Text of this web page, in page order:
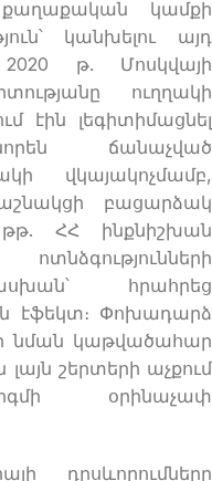
կամքի
կանխելու այդ
թ. Մոսկվայի
ուղղակի
էին լեգիտիմացնել
ճանաչված
վկայակոչմամբ,
բացարձակ
թթ. ՀՀ ինքնիշխան
հրահրեց
էֆեկտ։ Փոխադարձ
նման կաթվածահար
շերտերի աչքում
օրինաչափ
դրսևորումները